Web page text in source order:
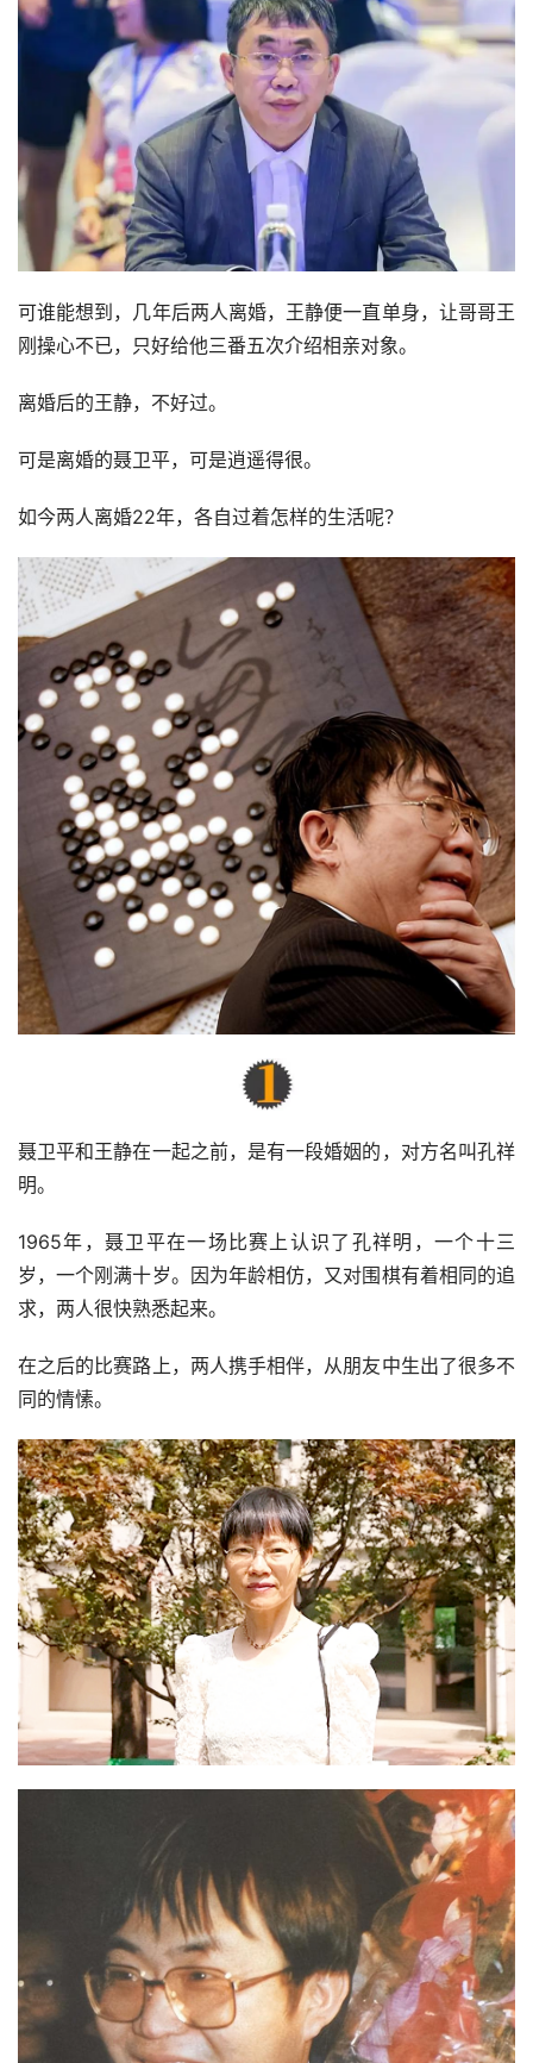
可谁能想到，几年后两人离婚，王静便一直单身，让哥哥王
刚操心不已，只好给他三番五次介绍相亲对象。
离婚后的王静，不好过。
可是离婚的聂卫平，可是逍遥得很。
如今两人离婚22年，各自过着怎样的生活呢？
聂卫平和王静在一起之前，是有一段婚姻的，对方名叫孔祥
明。
1965年，聂卫平在一场比赛上认识了孔祥明，一个十三
岁，一个刚满十岁。因为年龄相仿，又对围棋有着相同的追
求，两人很快熟悉起来。
在之后的比赛路上，两人携手相伴，从朋友中生出了很多不
同的情愫。